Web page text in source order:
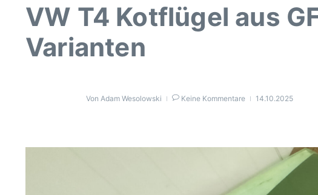
VW T4 Kotflügel aus
Varianten
Von Adam Wesolowski Keine Kommentare 14.10.2025